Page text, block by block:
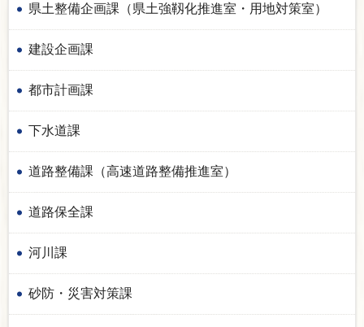
県土整備企画課（県土強靱化推進室・用地対策室）
建設企画課
都市計画課
下水道課
道路整備課（高速道路整備推進室）
道路保全課
河川課
砂防・災害対策課